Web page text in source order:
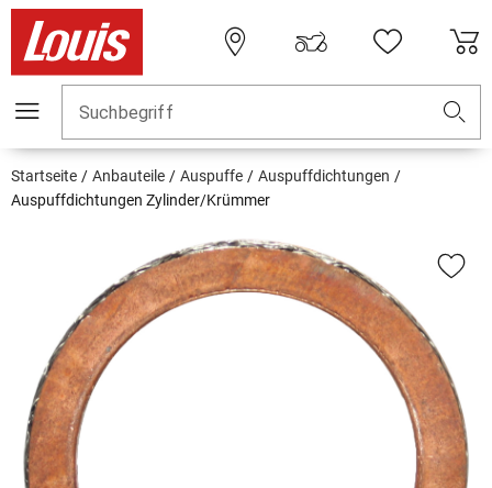
Suchbegriff
Startseite Anbauteile Auspuffe
Auspuffdichtungen
Auspuffdichtungen Zylinder/Krümmer